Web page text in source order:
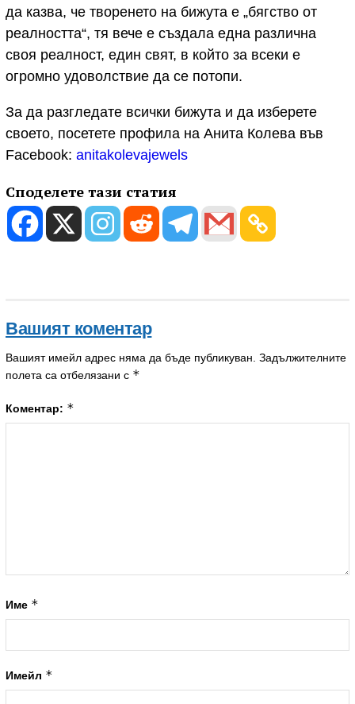
да казва, че творенето на бижута е „бягство от
реалността“, тя вече е създала една различна
своя реалност, един свят, в който за всеки е
огромно удоволствие да се потопи.
За да разгледате всички бижута и да изберете
своето, посетете профила на Анита Колева във
Facebook: anitakolevajewels
Споделете тази статия
Вашият коментар
Вашият имейл адрес няма да бъде публикуван. Задължителните
полета са отбелязани с *
Коментар: *
Име *
Имейл *